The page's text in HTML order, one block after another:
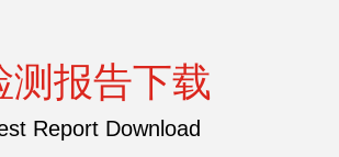
测报告下载
Report Download